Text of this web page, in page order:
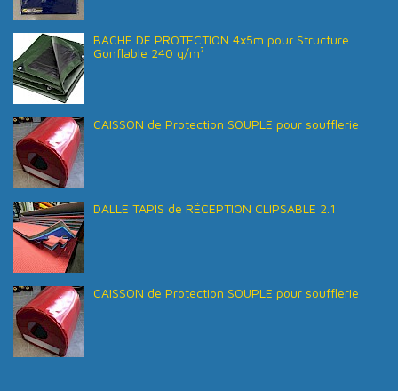
BACHE DE PROTECTION 4x5m pour Structure
Gonflable 240 g/m²
CAISSON de Protection SOUPLE pour soufflerie
DALLE TAPIS de RÉCEPTION CLIPSABLE 2.1
CAISSON de Protection SOUPLE pour soufflerie